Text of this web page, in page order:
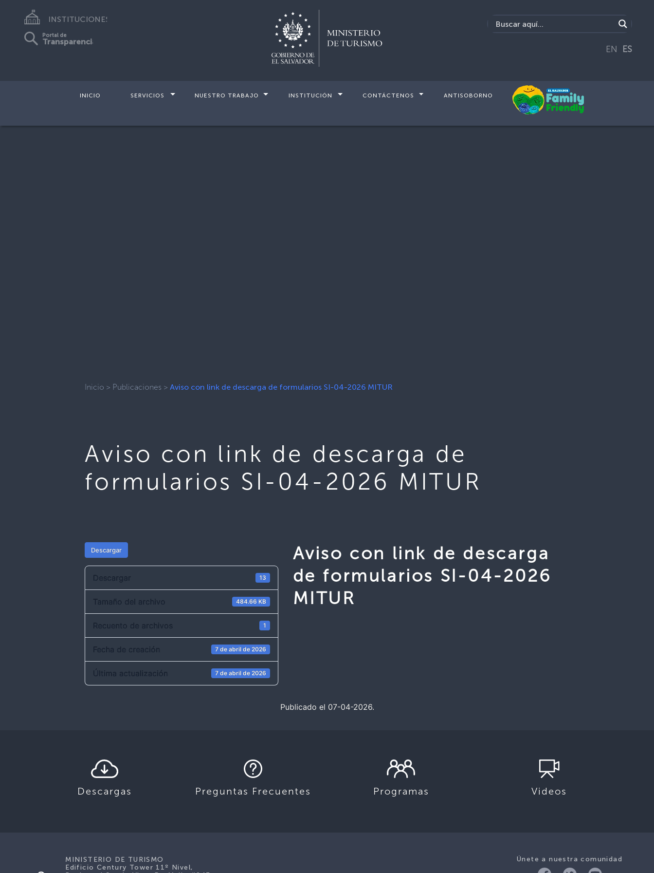
INSTITUCIONES
Portal de
Transparencia
EN ES
INICIO SERVICIOS NUESTRO TRABAJO INSTITUCIÓN CONTÁCTENOS ANTISOBORNO
Inicio > Publicaciones >Aviso con link de descarga de formularios SI-04-2026 MITUR
Aviso con link de descarga de
formularios SI-04-2026 MITUR
Descargar
Descargar 13
Tamaño del archivo 484.66 KB
Recuento de archivos 1
Fecha de creación 7 de abril de 2026
Última actualización 7 de abril de 2026
Aviso con link de descarga
de formularios SI-04-2026
MITUR
Publicado el 07-04-2026.
Descargas Preguntas Frecuentes Programas Videos
Únete a nuestra comunidad
MINISTERIO DE TURISMO
Edificio Century Tower 11º Nivel,